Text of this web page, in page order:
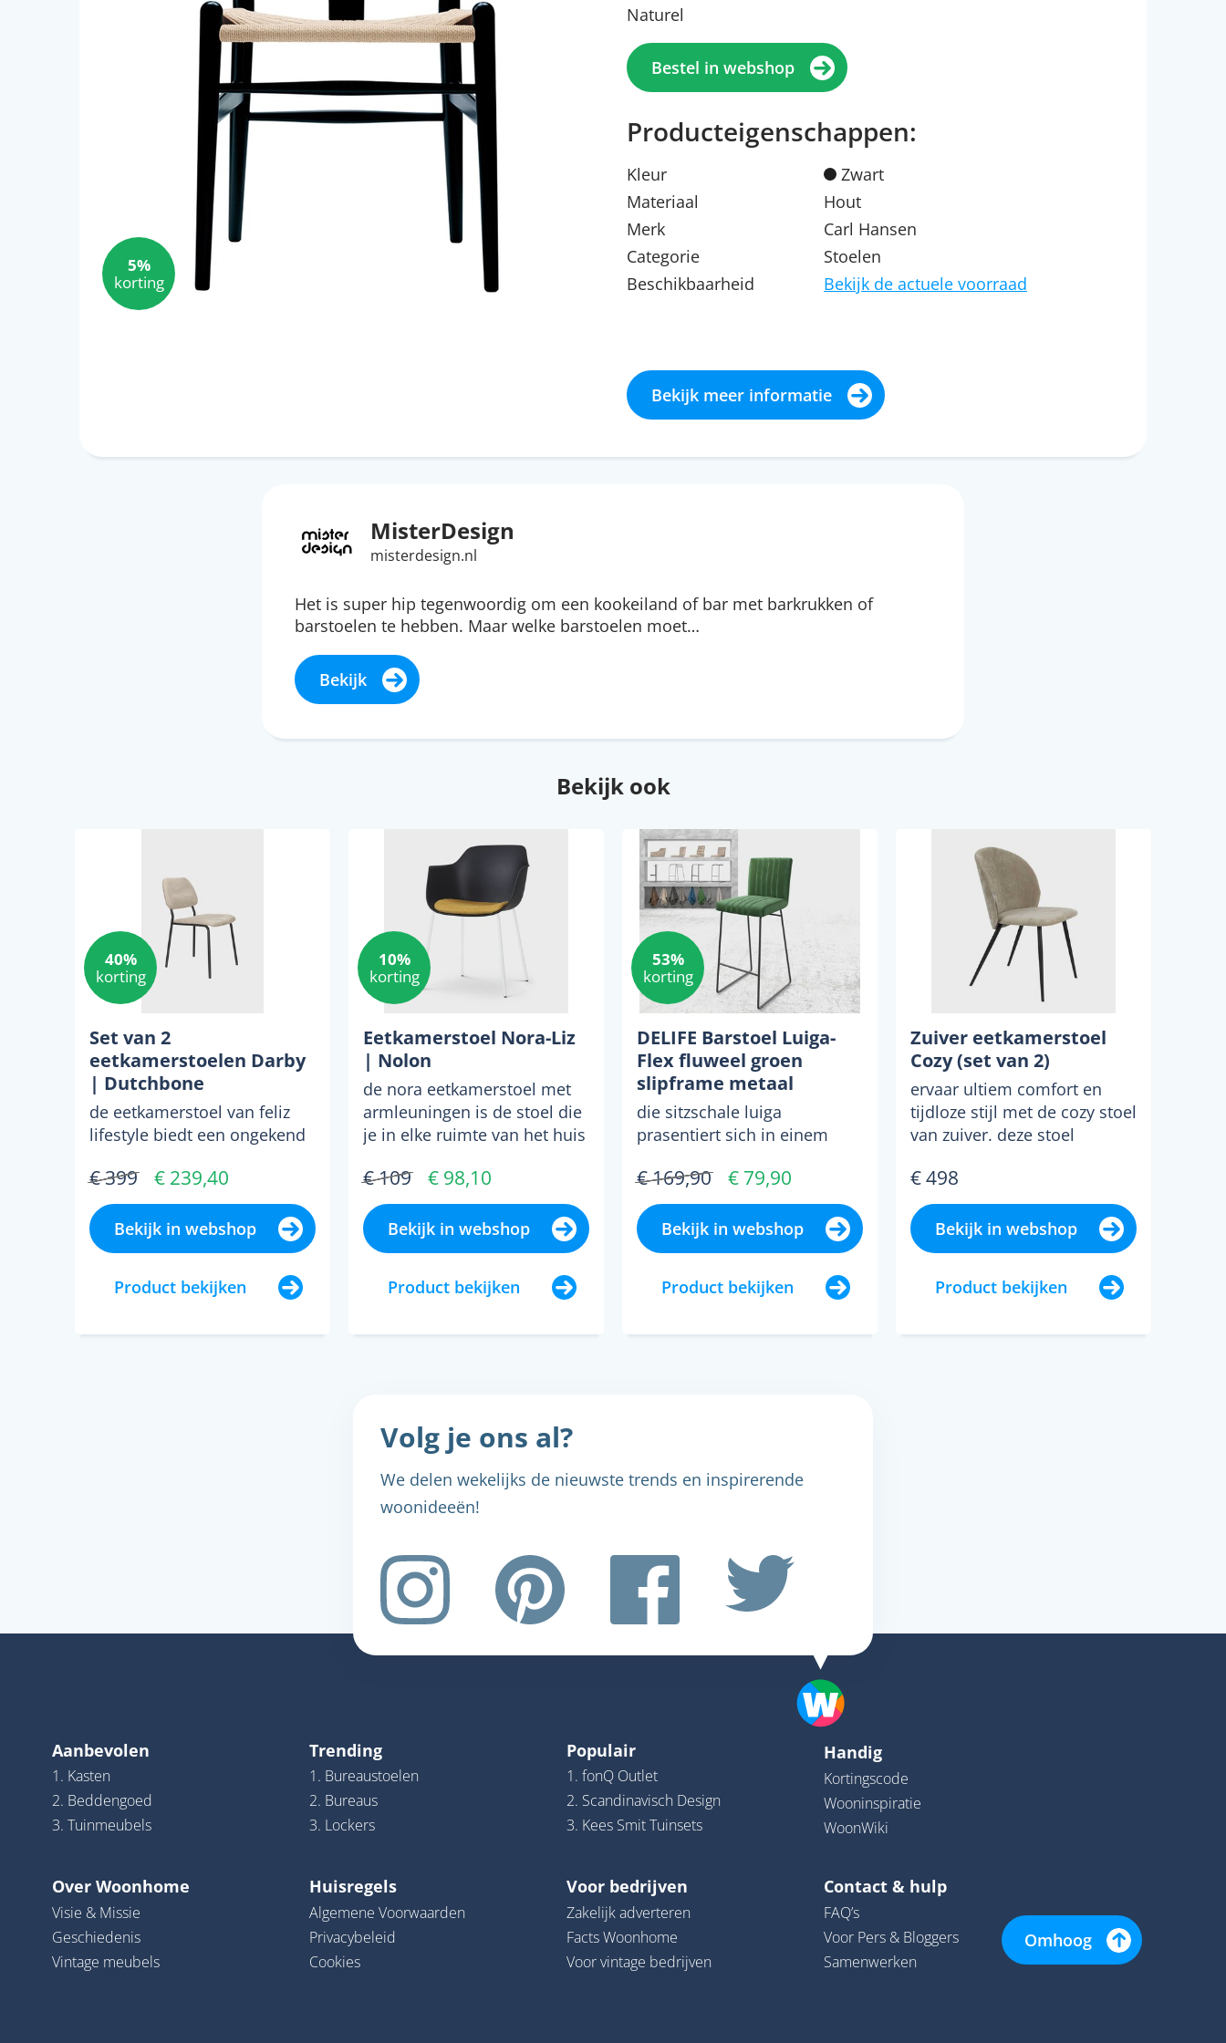
5%
korting
Naturel
Bestel in webshop
Producteigenschappen:
Kleur
Zwart
Materiaal
Hout
Merk
Carl Hansen
Categorie
Stoelen
Beschikbaarheid
Bekijk de actuele voorraad
Bekijk meer informatie
MisterDesign
misterdesign.nl
Het is super hip tegenwoordig om een kookeiland of bar met barkrukken of
barstoelen te hebben. Maar welke barstoelen moet…
Bekijk
Bekijk ook
40%
korting
Set van 2
eetkamerstoelen Darby
| Dutchbone
de eetkamerstoel van feliz
lifestyle biedt een ongekend
eigentijdse d...
€ 399 € 239,40
Bekijk in webshop
Product bekijken
10%
korting
Eetkamerstoel Nora-Liz
| Nolon
de nora eetkamerstoel met
armleuningen is de stoel die
je in elke ruimte van het huis
€ 109 € 98,10
Bekijk in webshop
Product bekijken
53%
korting
DELIFE Barstoel Luiga-
Flex fluweel groen
slipframe metaal
die sitzschale luiga
prasentiert sich in einem
mit zeitloser formgebu...
€ 169,90 € 79,90
Bekijk in webshop
Product bekijken
Zuiver eetkamerstoel
Cozy (set van 2)
ervaar ultiem comfort en
tijdloze stijl met de cozy stoel
van zuiver. deze stoel
€ 498
Bekijk in webshop
Product bekijken
Volg je ons al?
We delen wekelijks de nieuwste trends en inspirerende
woonideeën!
Aanbevolen
1. Kasten
2. Beddengoed
3. Tuinmeubels
Trending
1. Bureaustoelen
2. Bureaus
3. Lockers
Populair
1. fonQ Outlet
2. Scandinavisch Design
3. Kees Smit Tuinsets
Handig
Kortingscode
Wooninspiratie
WoonWiki
Over Woonhome
Visie & Missie
Geschiedenis
Vintage meubels
Huisregels
Algemene Voorwaarden
Privacybeleid
Cookies
Voor bedrijven
Zakelijk adverteren
Facts Woonhome
Voor vintage bedrijven
Contact & hulp
FAQ’s
Voor Pers & Bloggers
Samenwerken
Omhoog